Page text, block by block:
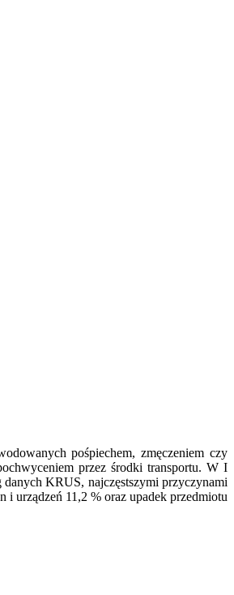
pośpiechem, zmęczeniem czy
przez środki transportu. W I
danych KRUS, najczęstszymi przyczynami
urządzeń 11,2 % oraz upadek przedmiotu